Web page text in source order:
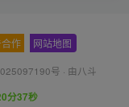
作 网站地图
号 · 由八斗
分37秒